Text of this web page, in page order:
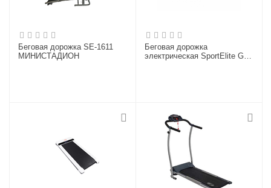
Беговая дорожка SE-1611
МИНИСТАДИОН
Беговая дорожка
электрическая SportElite GB-